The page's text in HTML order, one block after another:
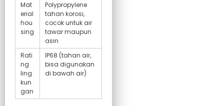
Mat
erial
hou
sing
Polypropylene
tahan korosi,
cocok untuk air
tawar maupun
asin
Rati
ng
ling
kun
gan
IP68 (tahan air,
bisa digunakan
di bawah air)